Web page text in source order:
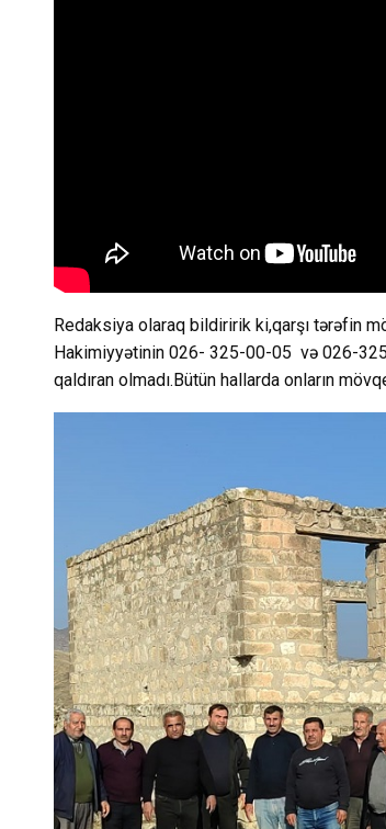
Redaksiya olaraq bildiririk ki,qarşı tərəfin
Hakimiyyətinin 026- 325-00-05 və 026-
qaldıran olmadı.Bütün hallarda onların